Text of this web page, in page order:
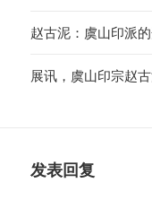
赵古泥：虞山印派
展讯，虞山印宗赵
发表回复